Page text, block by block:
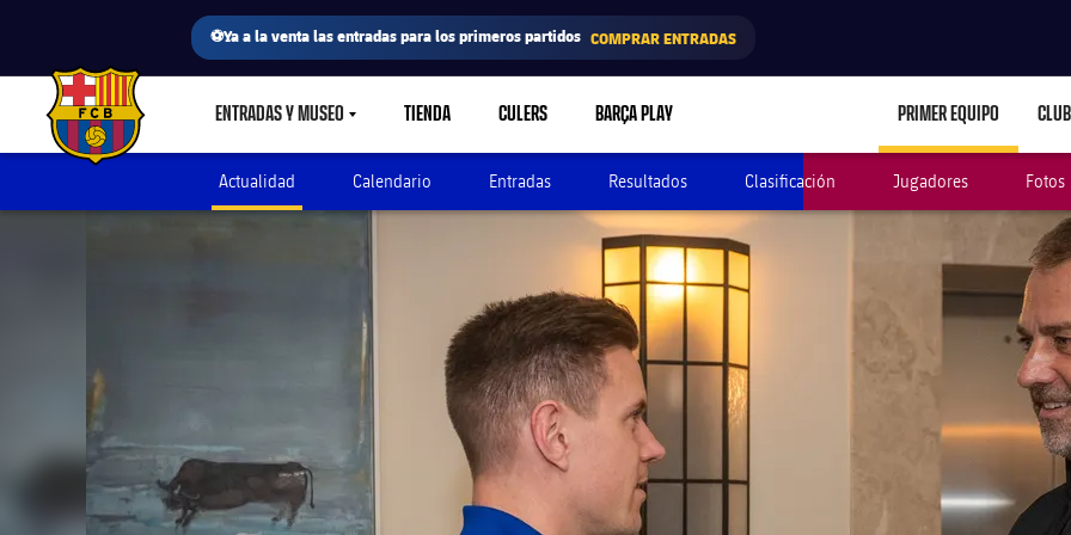
⚽Ya a la venta las entradas para los primeros partidos COMPRAR ENTRADAS
FC Barcelona club badge ENTRADAS Y MUSEOLABEL.SHARE.CARETDOWN
TIENDA CULERS BARÇA PLAY PRIMER EQUIPO CLUB
Actualidad Calendario Entradas Resultados Clasificación Jugadores Fotos